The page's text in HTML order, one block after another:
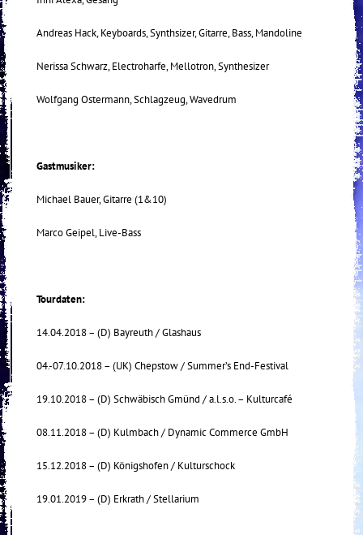
Andreas Hack, Keyboards, Synthsizer, Gitarre, Bass, Mandoline
Nerissa Schwarz, Electroharfe, Mellotron, Synthesizer
Wolfgang Ostermann, Schlagzeug, Wavedrum
Gastmusiker:
Michael Bauer, Gitarre (1&10)
Marco Geipel, Live-Bass
Tourdaten:
14.04.2018 – (D) Bayreuth / Glashaus
04.-07.10.2018 – (UK) Chepstow / Summer’s End-Festival
19.10.2018 – (D) Schwäbisch Gmünd / a.l.s.o. – Kulturcafé
08.11.2018 – (D) Kulmbach / Dynamic Commerce GmbH
15.12.2018 – (D) Königshofen / Kulturschock
19.01.2019 – (D) Erkrath / Stellarium